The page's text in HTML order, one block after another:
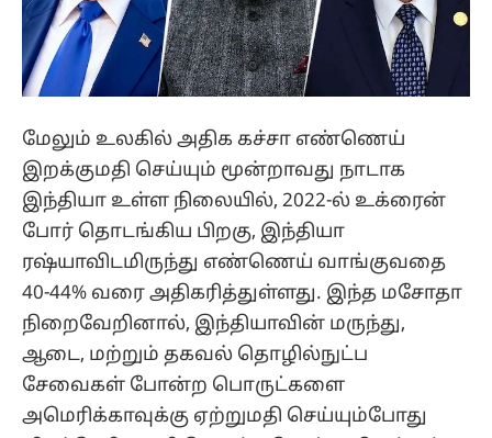
மேலும் உலகில் அதிக கச்சா எண்ணெய்
இறக்குமதி செய்யும் மூன்றாவது நாடாக
இந்தியா உள்ள நிலையில், 2022-ல் உக்ரைன்
போர் தொடங்கிய பிறகு, இந்தியா
ரஷ்யாவிடமிருந்து எண்ணெய் வாங்குவதை
40-44% வரை அதிகரித்துள்ளது. இந்த மசோதா
நிறைவேறினால், இந்தியாவின் மருந்து,
ஆடை, மற்றும் தகவல் தொழில்நுட்ப
சேவைகள் போன்ற பொருட்களை
அமெரிக்காவுக்கு ஏற்றுமதி செய்யும்போது